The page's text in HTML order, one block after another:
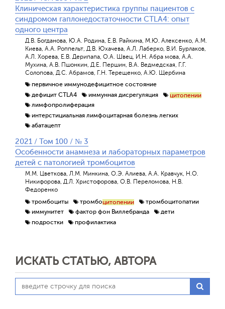
Клиническая характеристика группы пациентов с
синдромом гаплонедостаточности CTLA4: опыт
одного центра
Д.В. Богданова, Ю.А. Родина, Е.В. Райкина, М.Ю. Алексенко, А.М.
Киева, А.А. Роппельт, Д.В. Юхачева, А.Л. Лаберко, В.И. Бурлаков,
А.Л. Хорева, Е.В. Дерипапа, О.А. Швец, И.Н. Абра мова, А.А.
Мухина, А.В. Пшонкин, Д.Е. Першин, В.А. Ведмедская, Г.Г.
Солопова, Д.С. Абрамов, Г.Н. Терещенко, А.Ю. Щербина
первичное иммунодефицитное состояние
дефицит CTLA4
иммунная дисрегуляция
цитопении
лимфопролиферация
интерстициальная лимфоцитарная болезнь легких
абатацепт
2021 / Том 100 / № 3
Особенности анамнеза и лабораторных параметров
детей с патологией тромбоцитов
М.М. Цветкова, Л.М. Минкина, О.Э. Алиева, А.А. Кравчук, Н.О.
Никифорова, Д.Л. Христофорова, О.В. Переломова, Н.В.
Федоренко
тромбоциты
тромбоцитопении
тромбоцитопатии
иммунитет
фактор фон Виллебранда
дети
подростки
профилактика
ИСКАТЬ СТАТЬЮ, АВТОРА